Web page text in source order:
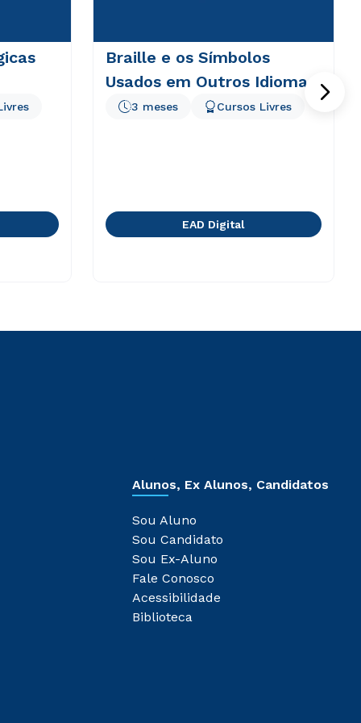
Braille e os Símbolos
Usados em Outros Idiomas
3 meses Cursos Livres
EAD Digital
Alunos, Ex Alunos, Candidatos
Sou Aluno
Sou Candidato
Sou Ex-Aluno
Fale Conosco
Acessibilidade
Biblioteca